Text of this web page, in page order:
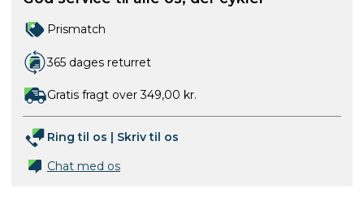
Prismatch
365 dages returret
Gratis fragt over 349,00 kr.
Ring til os | Skriv til os
Chat med os